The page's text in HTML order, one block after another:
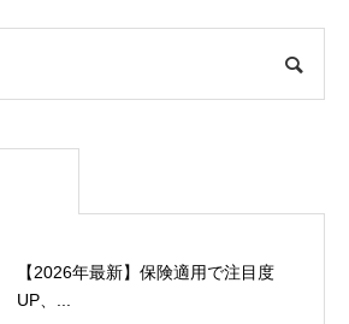
【2026年最新】保険適用で注目度
UP、...